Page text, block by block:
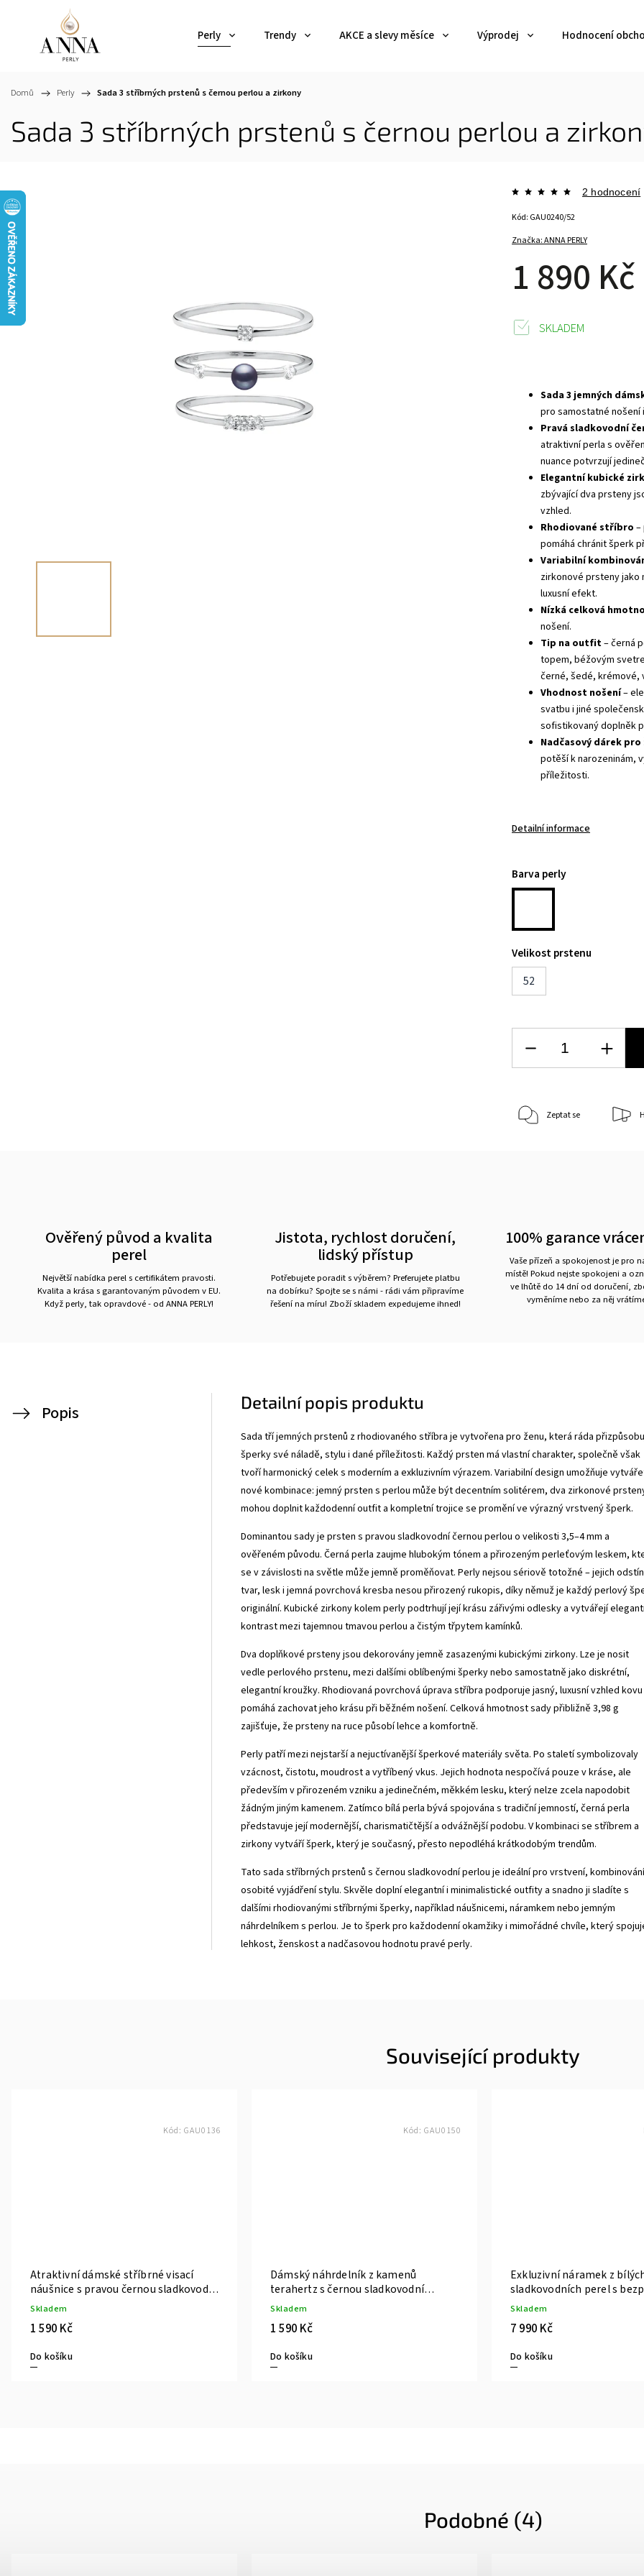
Perly Trendy AKCE a slevy měsíce Výprodej Hodnocení
Domů / Perly / Sada 3 stříbrných prstenů s černou perlou a zirkony
Sada 3 stříbrných prstenů s černou perlou a
Značka:ANNA PERLY
2 hodnocení
1 890 Kč
Kód: GAU0240/52
Sada 3 jemných
pro samostatné
Pravá sladkovodní
atraktivní perla s
nuance potvrzují
Elegantní kubické
zbývající dva prsteny
vzhled.
Rhodiované stříbro –
pomáhá chránit šperk
Variabilní
zirkonové prsteny jako
luxusní efekt.
Nízká celková
nošení.
Tip na outfit– černá
topem, béžovým
černé, šedé, krémové,
Vhodnost nošení–
svatbu i jiné
sofistikovaný doplněk
Nadčasový dárek pro
potěší k narozeninám,
příležitosti.
Detailní informace
Barva perly
Velikost prstenu
52
SKLADEM
Zeptat se
Ověřený původ a kvalita
perel
Největší nabídka perel s certifikátem pravosti.
Kvalita a krása s garantovaným původem v EU.
Když perly, tak opravdové - od ANNA PERLY!
Jistota, rychlost doručení,
lidský přístup
Potřebujete poradit s výběrem? Preferujete platbu
na dobírku? Spojte se s námi - rádi vám připravíme
řešení na míru! Zboží skladem expedujeme ihned!
100% garance
Vaše přízeň a spokojenost je pro
místě! Pokud nejste spokojeni a
ve lhůtě do 14 dní od doručení,
vyměníme nebo za něj
Popis Detailní popis produktu
Sada tří jemných prstenů z rhodiovaného stříbra je vytvořena pro ženu, která ráda
šperky své náladě, stylu i dané příležitosti. Každý prsten má vlastní charakter, společně však
tvoří harmonický celek s moderním a exkluzivním výrazem. Variabilní design umožňuje
nové kombinace: jemný prsten s perlou může být decentním solitérem, dva zirkonové
mohou doplnit každodenní outfit a kompletní trojice se promění ve výrazný vrstvený šperk.
Dominantou sady je prsten s pravou sladkovodní černou perlou o velikosti 3,5–4 mm a
ověřeném původu. Černá perla zaujme hlubokým tónem a přirozeným perleťovým leskem,
se v závislosti na světle může jemně proměňovat. Perly nejsou sériově totožné – jejich
tvar, lesk i jemná povrchová kresba nesou přirozený rukopis, díky němuž je každý perlový
originální. Kubické zirkony kolem perly podtrhují její krásu zářivými odlesky a vytvářejí
kontrast mezi tajemnou tmavou perlou a čistým třpytem kamínků.
Dva doplňkové prsteny jsou dekorovány jemně zasazenými kubickými zirkony. Lze je nosit
vedle perlového prstenu, mezi dalšími oblíbenými šperky nebo samostatně jako diskrétní,
elegantní kroužky. Rhodiovaná povrchová úprava stříbra podporuje jasný, luxusní vzhled kovu
pomáhá zachovat jeho krásu při běžném nošení. Celková hmotnost sady přibližně 3,98 g
zajišťuje, že prsteny na ruce působí lehce a komfortně.
Perly patří mezi nejstarší a nejuctívanější šperkové materiály světa. Po staletí symbolizovaly
vzácnost, čistotu, moudrost a vytříbený vkus. Jejich hodnota nespočívá pouze v kráse, ale
především v přirozeném vzniku a jedinečném, měkkém lesku, který nelze zcela napodobit
žádným jiným kamenem. Zatímco bílá perla bývá spojována s tradiční jemností, černá perla
představuje její modernější, charismatičtější a odvážnější podobu. V kombinaci se stříbrem a
zirkony vytváří šperk, který je současný, přesto nepodléhá krátkodobým trendům.
Tato sada stříbrných prstenů s černou sladkovodní perlou je ideální pro vrstvení,
osobité vyjádření stylu. Skvěle doplní elegantní i minimalistické outfity a snadno ji sladíte s
dalšími rhodiovanými stříbrnými šperky, například náušnicemi, náramkem nebo jemným
náhrdelníkem s perlou. Je to šperk pro každodenní okamžiky i mimořádné chvíle, který
lehkost, ženskost a nadčasovou hodnotu pravé perly.
Související produkty
Atraktivní dámské stříbrné visací
náušnice s pravou černou sladkovodní
perlou
Skladem
1 590 Kč
Do košíku
Kód: GAU0136
Dámský náhrdelník z kamenů
terahertz s černou sladkovodní
perlou
Skladem
1 590 Kč
Do košíku
Kód: GAU0150
Exkluzivní náramek z
sladkovodních perel s
kuličkou ze 14kt žlutého
Skladem
7 990 Kč
Do košíku
Podobné (4)